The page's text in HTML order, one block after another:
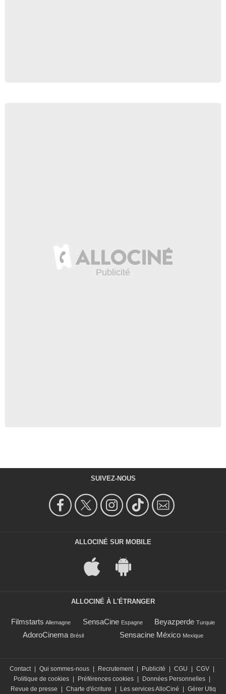
SUIVEZ-NOUS
ALLOCINÉ SUR MOBILE
ALLOCINÉ À L'ÉTRANGER
Filmstarts Allemagne SensaCine Espagne Beyazperde Turquie
AdoroCinema Brésil Sensacine México Mexique
Contact Qui sommes-nous Recrutement Publicité CGU CGV
Politique de cookies
Préférences cookies Données Personnelles
Revue de presse
Charte d'écriture Les services AlloCiné Gérer Utiq